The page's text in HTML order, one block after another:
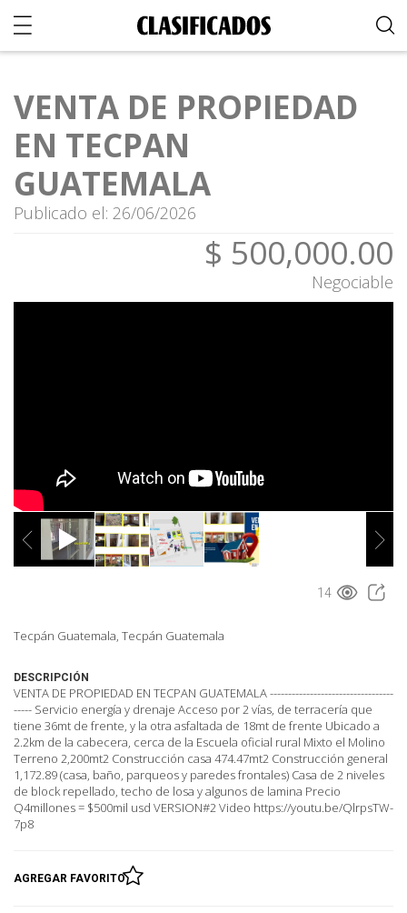
VENTA DE PROPIEDAD
EN TECPAN
GUATEMALA
Publicado el: 26/06/2026
$ 500,000.00
Negociable
14
Tecpán Guatemala, Tecpán Guatemala
DESCRIPCIÓN
VENTA DE PROPIEDAD EN TECPAN GUATEMALA ----------------------------------
----- Servicio energía y drenaje Acceso por 2 vías, de terracería que
tiene 36mt de frente, y la otra asfaltada de 18mt de frente Ubicado a
2.2km de la cabecera, cerca de la Escuela oficial rural Mixto el Molino
Terreno 2,200mt2 Construcción casa 474.47mt2 Construcción general
1,172.89 (casa, baño, parqueos y paredes frontales) Casa de 2 niveles
de block repellado, techo de losa y algunos de lamina Precio
Q4millones = $500mil usd VERSION#2 Video https://youtu.be/QlrpsTW-
7p8
AGREGAR FAVORITO